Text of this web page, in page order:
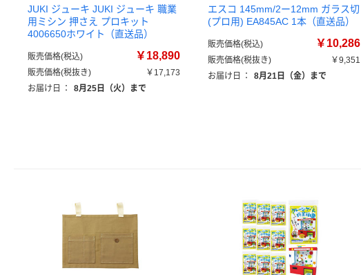
JUKI ジューキ JUKI ジューキ 職業
用ミシン 押さえ プロキット
4006650ホワイト（直送品）
販売価格(税込) ￥18,890
販売価格(税抜き)
￥17,173
お届け日
： 8月25日（火）まで
エスコ 145mm/2ー12mm ガラス切
(プロ用) EA845AC 1本（直送品）
販売価格(税込) ￥10,286
販売価格(税抜き)
￥9,351
お届け日
： 8月21日（金）まで